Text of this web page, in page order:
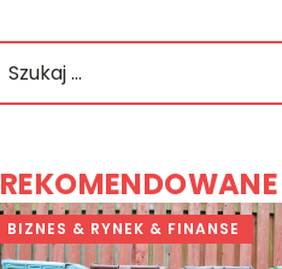
REKOMENDOWANE
BIZNES & RYNEK & FINANSE